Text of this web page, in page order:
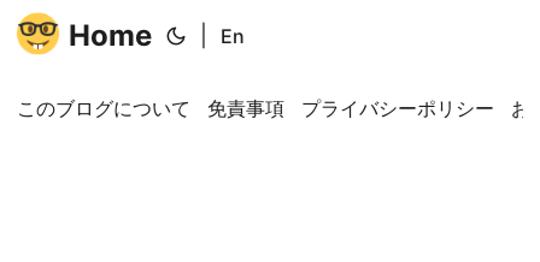
Home En
このブログについて 免責事項 プライバシーポリシー お